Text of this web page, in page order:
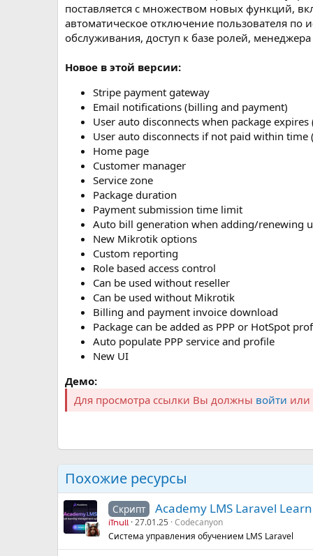
поставляется с множеством новых функций,
автоматическое отключение пользователя по
обслуживания, доступ к базе ролей,
Новое в этой версии:
Stripe payment gateway
Email notifications (billing and payment)
User auto disconnects when package
User auto disconnects if not paid within time
Home page
Customer manager
Service zone
Package duration
Payment submission time limit
Auto bill generation when adding/renewing
New Mikrotik options
Custom reporting
Role based access control
Can be used without reseller
Can be used without Mikrotik
Billing and payment invoice download
Package can be added as PPP or HotSpot
Auto populate PPP service and profile
New UI
Демо:
Для просмотра ссылки Вы должны войти или
Похожие ресурсы
Скрипт Academy LMS Laravel
iTnull 27.01.25 Codecanyon
Система управления обучением LMS Laravel